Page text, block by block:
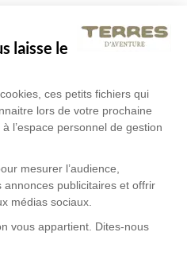
laisse le
ces petits fichiers qui
lors de votre prochaine
l’espace personnel de gestion
mesurer l’audience,
publicitaires et offrir
médias sociaux.
vous appartient. Dites-nous